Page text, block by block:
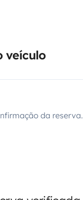
veículo
da reserva.